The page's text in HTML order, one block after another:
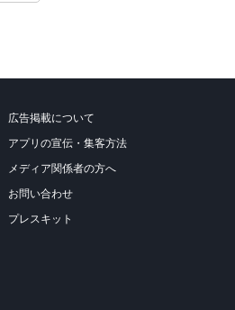
広告掲載について
アプリの宣伝・集客方法
メディア関係者の方へ
お問い合わせ
プレスキット